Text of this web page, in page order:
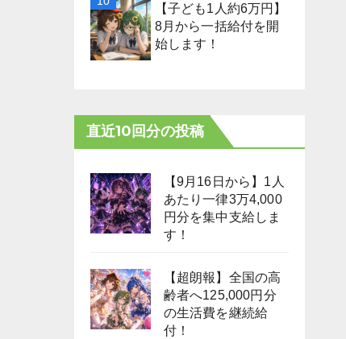
【子ども1人約6万円】
8月から一括給付を開
始します！
直近10回分の投稿
【9月16日から】1人
あたり一律3万4,000
円分を集中支給しま
す！
【超朗報】全国の高
齢者へ125,000円分
の生活費を継続給
付！